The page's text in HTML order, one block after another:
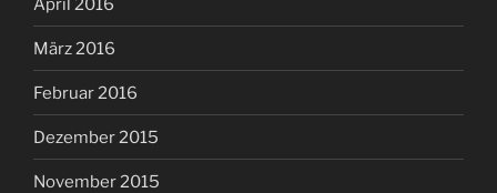
April 2016
März 2016
Februar 2016
Dezember 2015
November 2015